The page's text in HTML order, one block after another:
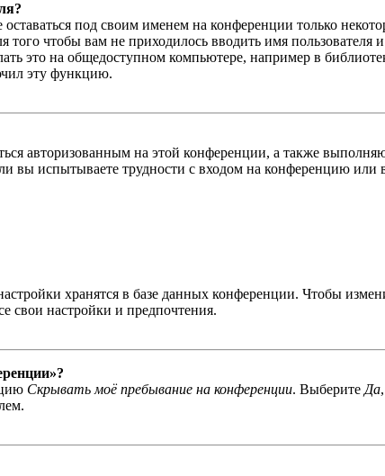
под своим именем на конференции только
того чтобы вам не приходилось вводить имя
это на общедоступном компьютере, например в
эту функцию.
авторизованным на этой конференции, а также
вы испытываете трудности с входом на конференцию
хранятся в базе данных конференции. Чтобы
свои настройки и предпочтения.
Скрывать моё пребывание на конференции. Выберите Да